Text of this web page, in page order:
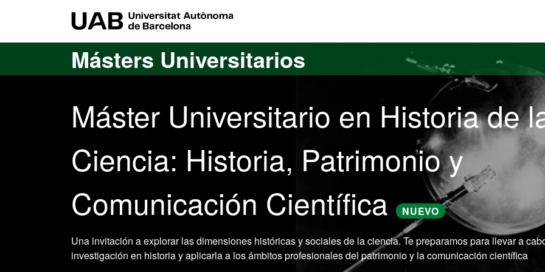
Másters Universitarios
Máster Universitario en Historia de
Ciencia: Historia, Patrimonio y
Comunicación Científica
NUEVO
Una invitación a explorar las dimensiones históricas y sociales de la ciencia. Te preparamos para llevar a
investigación en historia y aplicarla a los ámbitos profesionales del patrimonio y la comunicación científica